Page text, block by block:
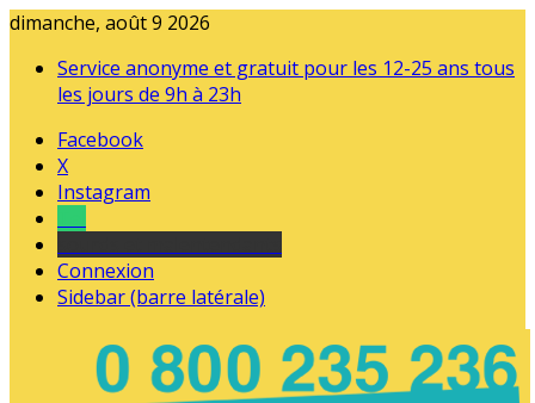
dimanche, août 9 2026
Service anonyme et gratuit pour les 12-25 ans tous
les jours de 9h à 23h
Facebook
X
Instagram
Connexion
Sidebar (barre latérale)